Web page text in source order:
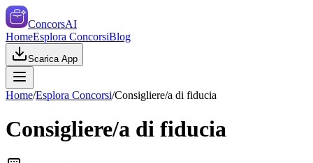
ConcorsAI
HomeEsplora ConcorsiBlog
Scarica App
Home/Esplora Concorsi/Consigliere/a di fiducia
Consigliere/a di fiducia